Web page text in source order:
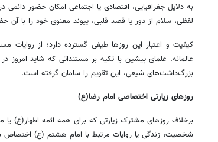
به دلایل جغرافیایی، اقتصادی یا اجتماعی امکان حضور
لفظی، سلام از دور یا قصد قلبی، پیوند معنوی خود را با آن
کیفیت و اعتبار این روزها طیفی گسترده دارد؛ از روایات
عالمانه. علمای پیشین با تکیه بر مستنداتی که شاید امروز
بزرگ‌داشت‌های شیعی، این تقویم را سامان گرفته است.
روزهای زیارتی اختصاصی امام رضا(ع)
برخلاف روزهای مشترک زیارتی که برای همه ائمه اطهار(ع)
شخصیت، زندگی یا روایات مرتبط با امام هشتم (ع) اختصاص